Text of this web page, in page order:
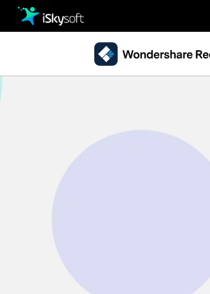
ダウンロード
操作ガイド
パソコン復元
• Windowsデータ復元
• Macデータ復元
動作環境
今すぐ購入